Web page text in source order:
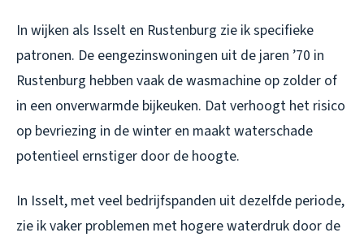
In wijken als Isselt en Rustenburg zie ik specifieke
patronen. De eengezinswoningen uit de jaren ’70 in
Rustenburg hebben vaak de wasmachine op zolder of
in een onverwarmde bijkeuken. Dat verhoogt het risico
op bevriezing in de winter en maakt waterschade
potentieel ernstiger door de hoogte.
In Isselt, met veel bedrijfspanden uit dezelfde periode,
zie ik vaker problemen met hogere waterdruk door de